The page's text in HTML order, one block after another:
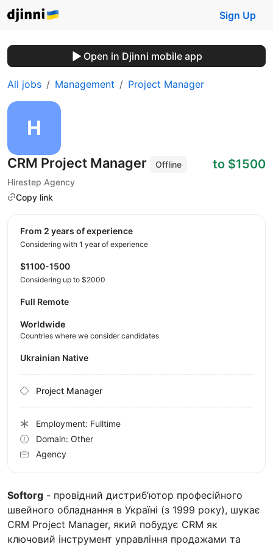
Sign Up
Open in Djinni mobile app
All jobs Management Project Manager
CRM Project Manager
Offline
Hirestep Agency
Copy link
to $1500
Softorg - провідний дистриб’ютор професійного
швейного обладнання в Україні (з 1999 року), шукає
CRM Project Manager, який побудує CRM як
ключовий інструмент управління продажами та
from 2 years of experience
Considering with 1 year of experience
$1100-1500
Considering up to $2000
Full Remote
Worldwide
Countries where we consider candidates
Ukrainian Native
Project Manager
Employment: Fulltime
Domain: Other
Agency